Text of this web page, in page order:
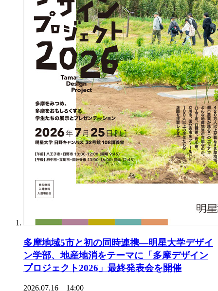
多摩地域5市と初の同時連携―明星大学デザイ
ン学部、地産地消をテーマに「多摩デザイン
プロジェクト2026」最終発表会を開催
2026.07.16 14:00